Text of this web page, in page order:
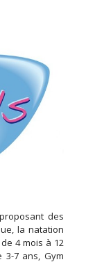
des
la natation
4 mois à 12
3-7 ans, Gym